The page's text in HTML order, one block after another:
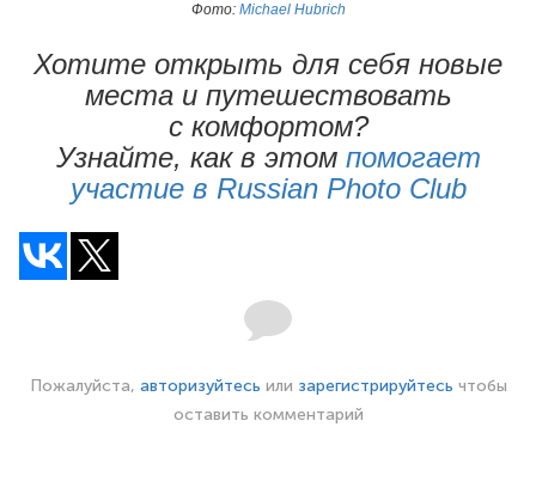
Фото: Michael Hubrich
Хотите открыть для себя новые
места и путешествовать
с комфортом?
Узнайте, как в этом помогает
участие в Russian Photo Club
Пожалуйста, авторизуйтесь или зарегистрируйтесь чтобы
оставить комментарий